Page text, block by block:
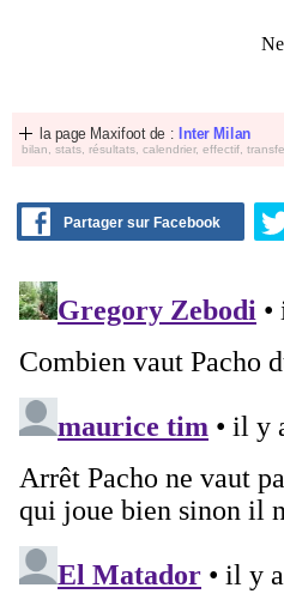
la page Maxifoot de : Inter Milan
bilan, stats, résultats, calendrier, effectif,
Partager sur Facebook